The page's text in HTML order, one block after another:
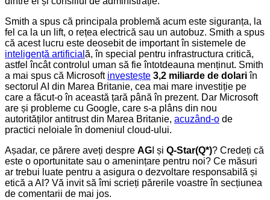
Smith a spus că principala problemă acum este siguranța, la
fel ca la un lift, o rețea electrică sau un autobuz. Smith a spus
că acest lucru este deosebit de important în sistemele de
inteligență artificial ă, în special pentru infrastructura critică,
astfel încât controlul uman să fie întotdeauna menținut. Smith
a mai spus că Microsoft investește 3,2 miliarde de dolariîn
sectorul AI din Marea Britanie, cea mai mare investiție pe
care a făcut-o în această țară până în prezent. Dar Microsoft
are și probleme cu Google, care s-a plâns din nou
autorităților antitrust din Marea Britanie, acuzând-o de
practici neloiale în domeniul cloud-ului.
Așadar, ce părere aveți despre AG I și Q-Star(Q*)? Credeți că
este o oportunitate sau o amenințare pentru noi? Ce măsuri
ar trebui luate pentru a asigura o dezvoltare responsabilă și
etică a AI? Vă invit să îmi scrieți părerile voastre în secțiunea
de comentarii de mai jos.